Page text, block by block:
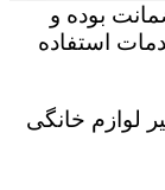
بوده و
استفاده
لوازم خانگی